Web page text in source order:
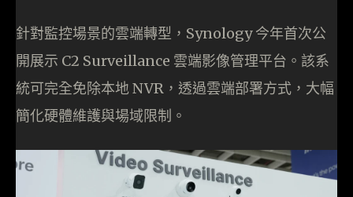
針對監控場景的雲端轉型，Synology 今年首次公
開展示 C2 Surveillance 雲端影像管理平台。該系
統可完全免除本地 NVR，透過雲端部署方式，大幅
簡化硬體維護與場域限制。